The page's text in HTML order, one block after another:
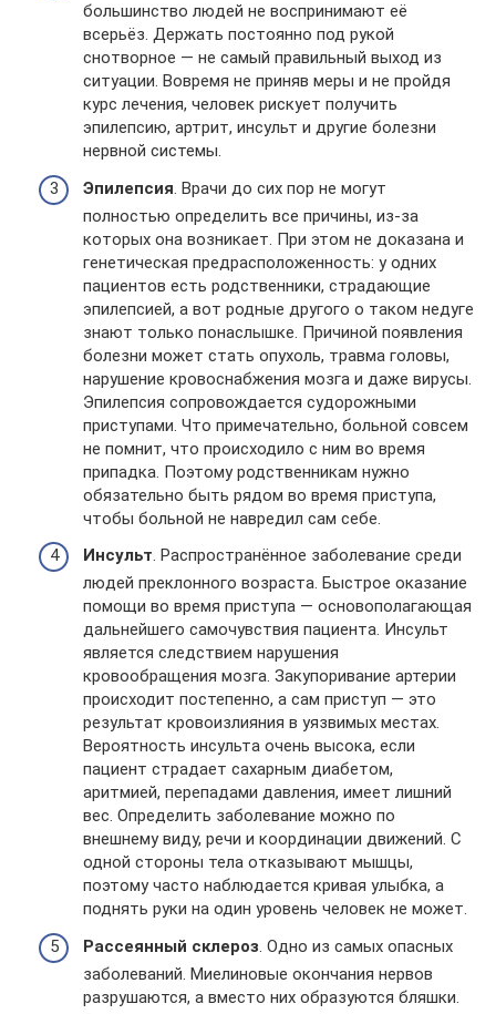
большинство людей не воспринимают её
всерьёз. Держать постоянно под рукой
снотворное — не самый правильный выход из
ситуации. Вовремя не приняв меры и не пройдя
курс лечения, человек рискует получить
эпилепсию, артрит, инсульт и другие болезни
нервной системы.
Эпилепсия . Врачи до сих пор не могут
полностью определить все причины, из-за
которых она возникает. При этом не доказана и
генетическая предрасположенность: у одних
пациентов есть родственники, страдающие
эпилепсией, а вот родные другого о таком недуге
знают только понаслышке. Причиной появления
болезни может стать опухоль, травма головы,
нарушение кровоснабжения мозга и даже вирусы.
Эпилепсия сопровождается судорожными
приступами. Что примечательно, больной совсем
не помнит, что происходило с ним во время
припадка. Поэтому родственникам нужно
обязательно быть рядом во время приступа,
чтобы больной не навредил сам себе.
Инсульт. Распространённое заболевание среди
людей преклонного возраста. Быстрое оказание
помощи во время приступа — основополагающая
дальнейшего самочувствия пациента. Инсульт
является следствием нарушения
кровообращения мозга. Закупоривание артерии
происходит постепенно, а сам приступ — это
результат кровоизлияния в уязвимых местах.
Вероятность инсульта очень высока, если
пациент страдает сахарным диабетом,
аритмией, перепадами давления, имеет лишний
вес. Определить заболевание можно по
внешнему виду, речи и координации движений. С
одной стороны тела отказывают мышцы,
поэтому часто наблюдается кривая улыбка, а
поднять руки на один уровень человек не может.
Рассеянный склероз . Одно из самых опасных
заболеваний. Миелиновые окончания нервов
разрушаются, а вместо них образуются бляшки.